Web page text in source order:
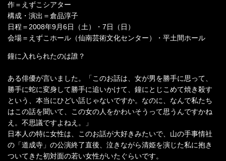
作＝えずこシアター
構成・演出＝倉品淳子
日程＝2008年9月6日（土）・7日（日）
会場＝えずこホール（仙南芸術文化センター）・平土間ホール
鐘に入れられたのは誰？
ある俳優が言いました。「このお話は、女が男を勝手に思って、
勝手に蛇に変身して勝手に追いかけて、鐘にとじこめて焼き殺す
という、本当にひどい話じゃないですか。なのに、なんで私たち
はこの話を聞いて、この女の人をかわいそうって思うんですかね
え。不思議ですよねえ。」
日本人の特に女性は、このお話が大好きみたいで、山の手事情社
の「道成寺」の公演終了直後、泣きながら清姫を演じた私に抱き
ついてきた初対面の若い女性がいたぐらいです。